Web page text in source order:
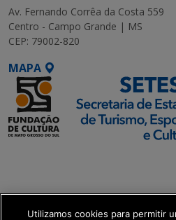
Av. Fernando Corrêa da Costa 559
Centro - Campo Grande | MS
CEP: 79002-820
MAPA
Transformação Digital
Utilizamos cookies para permitir